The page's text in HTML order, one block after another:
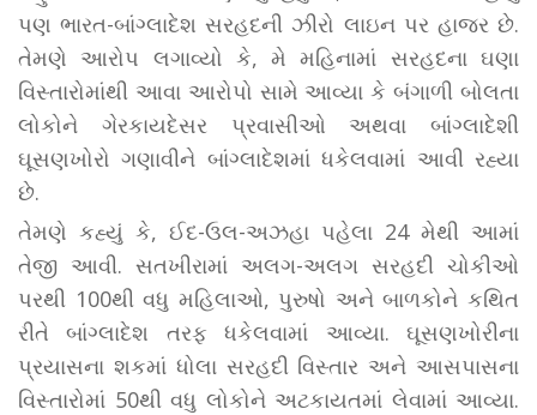
પણ ભારત-બાંગ્લાદેશ સરહદની ઝીરો લાઇન પર હાજર છે.
તેમણે આરોપ લગાવ્યો કે, મે મહિનામાં સરહદના ઘણા
વિસ્તારોમાંથી આવા આરોપો સામે આવ્યા કે બંગાળી બોલતા
લોકોને ગેરકાયદેસર પ્રવાસીઓ અથવા બાંગ્લાદેશી
ઘૂસણખોરો ગણાવીને બાંગ્લાદેશમાં ધકેલવામાં આવી રહ્યા
છે.
તેમણે કહ્યું કે, ઈદ-ઉલ-અઝહા પહેલા 24 મેથી આમાં
તેજી આવી. સતખીરામાં અલગ-અલગ સરહદી ચોકીઓ
પરથી 100થી વધુ મહિલાઓ, પુરુષો અને બાળકોને કથિત
રીતે બાંગ્લાદેશ તરફ ધકેલવામાં આવ્યા. ઘૂસણખોરીના
પ્રયાસના શકમાં ધોલા સરહદી વિસ્તાર અને આસપાસના
વિસ્તારોમાં 50થી વધુ લોકોને અટકાયતમાં લેવામાં આવ્યા.